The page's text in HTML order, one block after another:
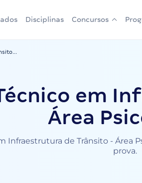
Disciplinas Concursos
em
Área
Infraestrutura de Trânsito - Área
prova.